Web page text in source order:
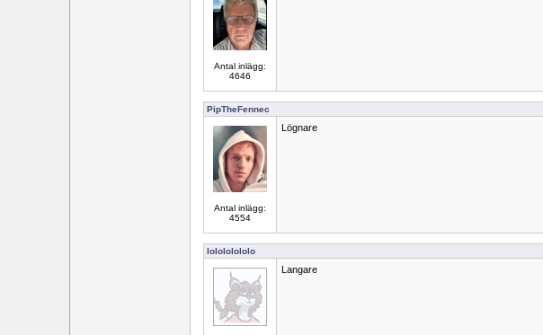
Antal inlägg:
4646
PipTheFennec
Antal inlägg:
4554
Lögnare
lolololololo
Langare